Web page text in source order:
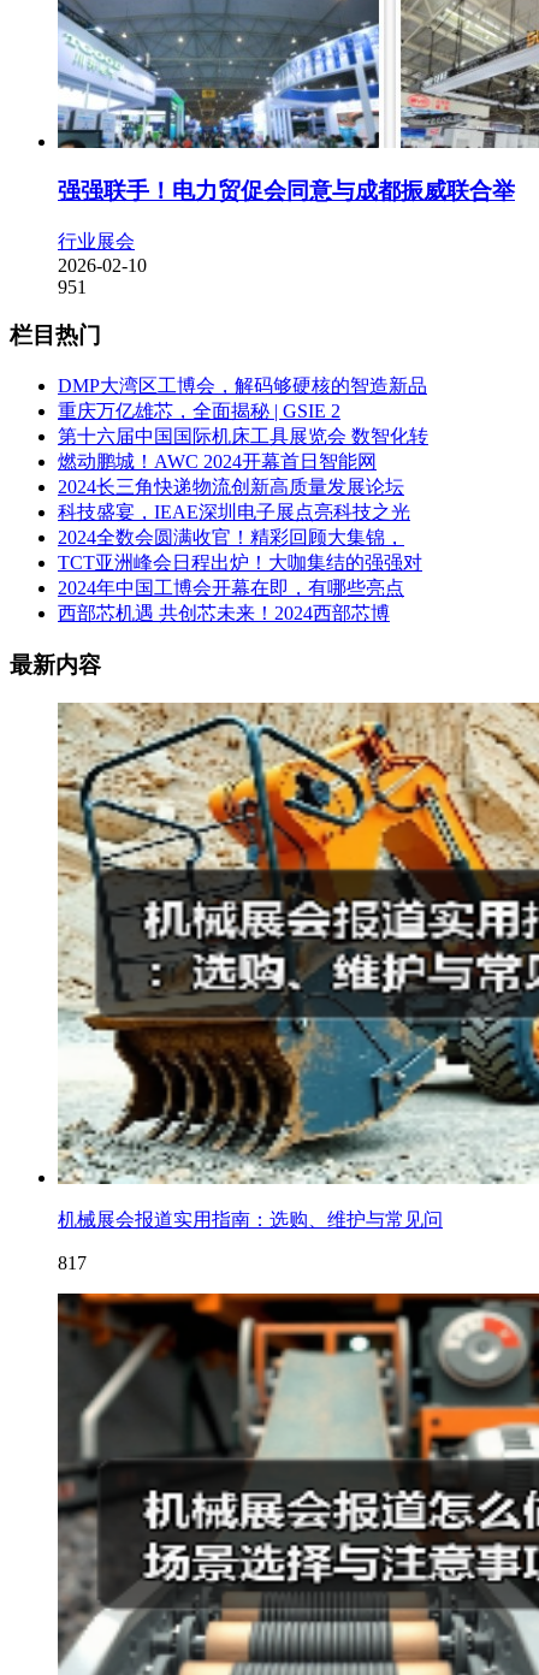
强强联手！电力贸促会同意与成都振威联合举
行业展会
2026-02-10
951
栏目热门
DMP大湾区工博会，解码够硬核的智造新品
重庆万亿雄芯，全面揭秘 | GSIE 2
第十六届中国国际机床工具展览会 数智化转
燃动鹏城！AWC 2024开幕首日智能网
2024长三角快递物流创新高质量发展论坛
科技盛宴，IEAE深圳电子展点亮科技之光
2024全数会圆满收官！精彩回顾大集锦，
TCT亚洲峰会日程出炉！大咖集结的强强对
2024年中国工博会开幕在即，有哪些亮点
西部芯机遇 共创芯未来！2024西部芯博
最新内容
机械展会报道实用指南：选购、维护与常见问
817